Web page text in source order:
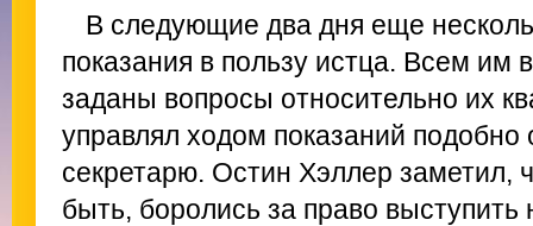
В следующие два дня еще
показания в пользу истца. Всем им
заданы вопросы относительно их
управлял ходом показаний
секретарю. Остин Хэллер заметил,
быть, боролись за право выступить